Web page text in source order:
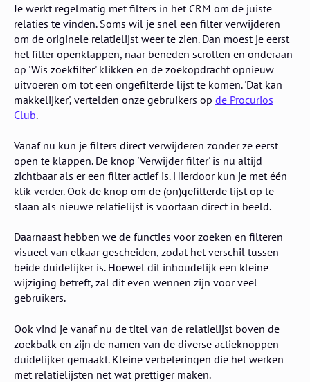
Je werkt regelmatig met filters in het CRM om de juiste
relaties te vinden. Soms wil je snel een filter verwijderen
om de originele relatielijst weer te zien. Dan moest je eerst
het filter openklappen, naar beneden scrollen en onderaan
op 'Wis zoekfilter' klikken en de zoekopdracht opnieuw
uitvoeren om tot een ongefilterde lijst te komen. 'Dat kan
makkelijker', vertelden onze gebruikers op de Procurios
Club.
Vanaf nu kun je filters direct verwijderen zonder ze eerst
open te klappen. De knop 'Verwijder filter' is nu altijd
zichtbaar als er een filter actief is. Hierdoor kun je met één
klik verder. Ook de knop om de (on)gefilterde lijst op te
slaan als nieuwe relatielijst is voortaan direct in beeld.
Daarnaast hebben we de functies voor zoeken en filteren
visueel van elkaar gescheiden, zodat het verschil tussen
beide duidelijker is. Hoewel dit inhoudelijk een kleine
wijziging betreft, zal dit even wennen zijn voor veel
gebruikers.
Ook vind je vanaf nu de titel van de relatielijst boven de
zoekbalk en zijn de namen van de diverse actieknoppen
duidelijker gemaakt. Kleine verbeteringen die het werken
met relatielijsten net wat prettiger maken.